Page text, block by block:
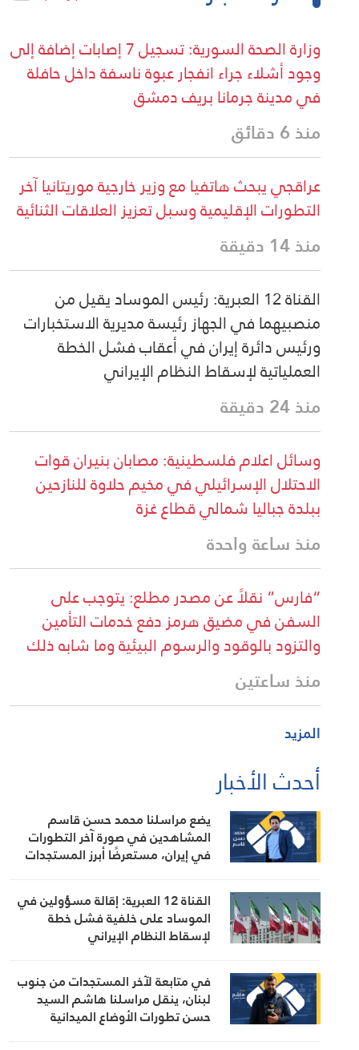
وزارة الصحة السورية: تسجيل 7 إصابات إضافة إلى
وجود أشلاء جراء انفجار عبوة ناسفة داخل حافلة
في مدينة جرمانا بريف دمشق
منذ 6 دقائق
عراقجي يبحث هاتفيا مع وزير خارجية موريتانيا آخر
التطورات الإقليمية وسبل تعزيز العلاقات الثنائية
منذ 14 دقيقة
القناة 12 العبرية: رئيس الموساد يقيل من
منصبيهما في الجهاز رئيسة مديرية الاستخبارات
ورئيس دائرة إيران في أعقاب فشل الخطة
العملياتية لإسقاط النظام الإيراني
منذ 24 دقيقة
وسائل اعلام فلسطينية: مصابان بنيران قوات
الاحتلال الإسرائيلي في مخيم حلاوة للنازحين
ببلدة جباليا شمالي قطاع غزة
منذ ساعة واحدة
“فارس” نقلاً عن مصدر مطلع: يتوجب على
السفن في مضيق هرمز دفع خدمات التأمين
والتزود بالوقود والرسوم البيئية وما شابه ذلك
منذ ساعتين
المزيد
أحدث الأخبار
يضع مراسلنا محمد حسن قاسم
المشاهدين في صورة آخر التطورات
في إيران، مستعرضًا أبرز المستجدات
إلى جانب المواقف الرسمية وأبرز
التطورات ذات الصلة بالشأنين الداخلي
والإقليمي
القناة 12 العبرية: إقالة مسؤولين في
الموساد على خلفية فشل خطة
لإسقاط النظام الإيراني
في متابعة لآخر المستجدات من جنوب
لبنان، ينقل مراسلنا هاشم السيد
حسن تطورات الأوضاع الميدانية